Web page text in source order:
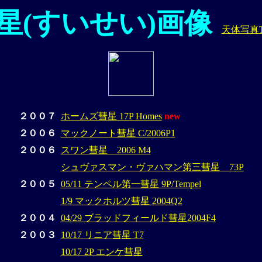
(すいせい)画像 天体写真
２００７ ホームズ彗星 17P Homes new
２００６
マックノート彗星 C/2006P1
２００６
スワン彗星 2006 M4
シュヴァスマン・ヴァハマン第三彗星 73P
２００５
05/11 テンペル第一彗星 9P/Tempel
1/9 マックホルツ彗星 2004Q2
２００４
04/29 ブラッドフィールド彗星2004F4
２００３
10/17 リニア彗星 T7
10/17 2P エンケ彗星